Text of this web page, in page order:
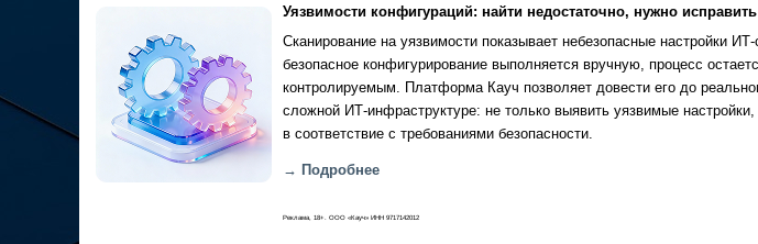
Уязвимости конфигураций: найти недостаточно, нужно исправить
Сканирование на уязвимости показывает небезопасные настройки
безопасное конфигурирование выполняется вручную, процесс
контролируемым. Платформа Кауч позволяет довести его до
сложной ИТ-инфраструктуре: не только выявить уязвимые
в соответствие с требованиями безопасности.
→ Подробнее
Реклама, 18+. ООО «Кауч» ИНН 9717142012